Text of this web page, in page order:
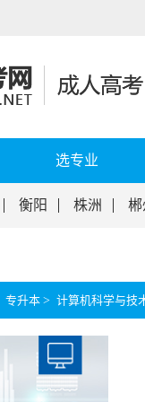
选专业
衡阳 株洲 郴
专升本 > 计算机科学与技